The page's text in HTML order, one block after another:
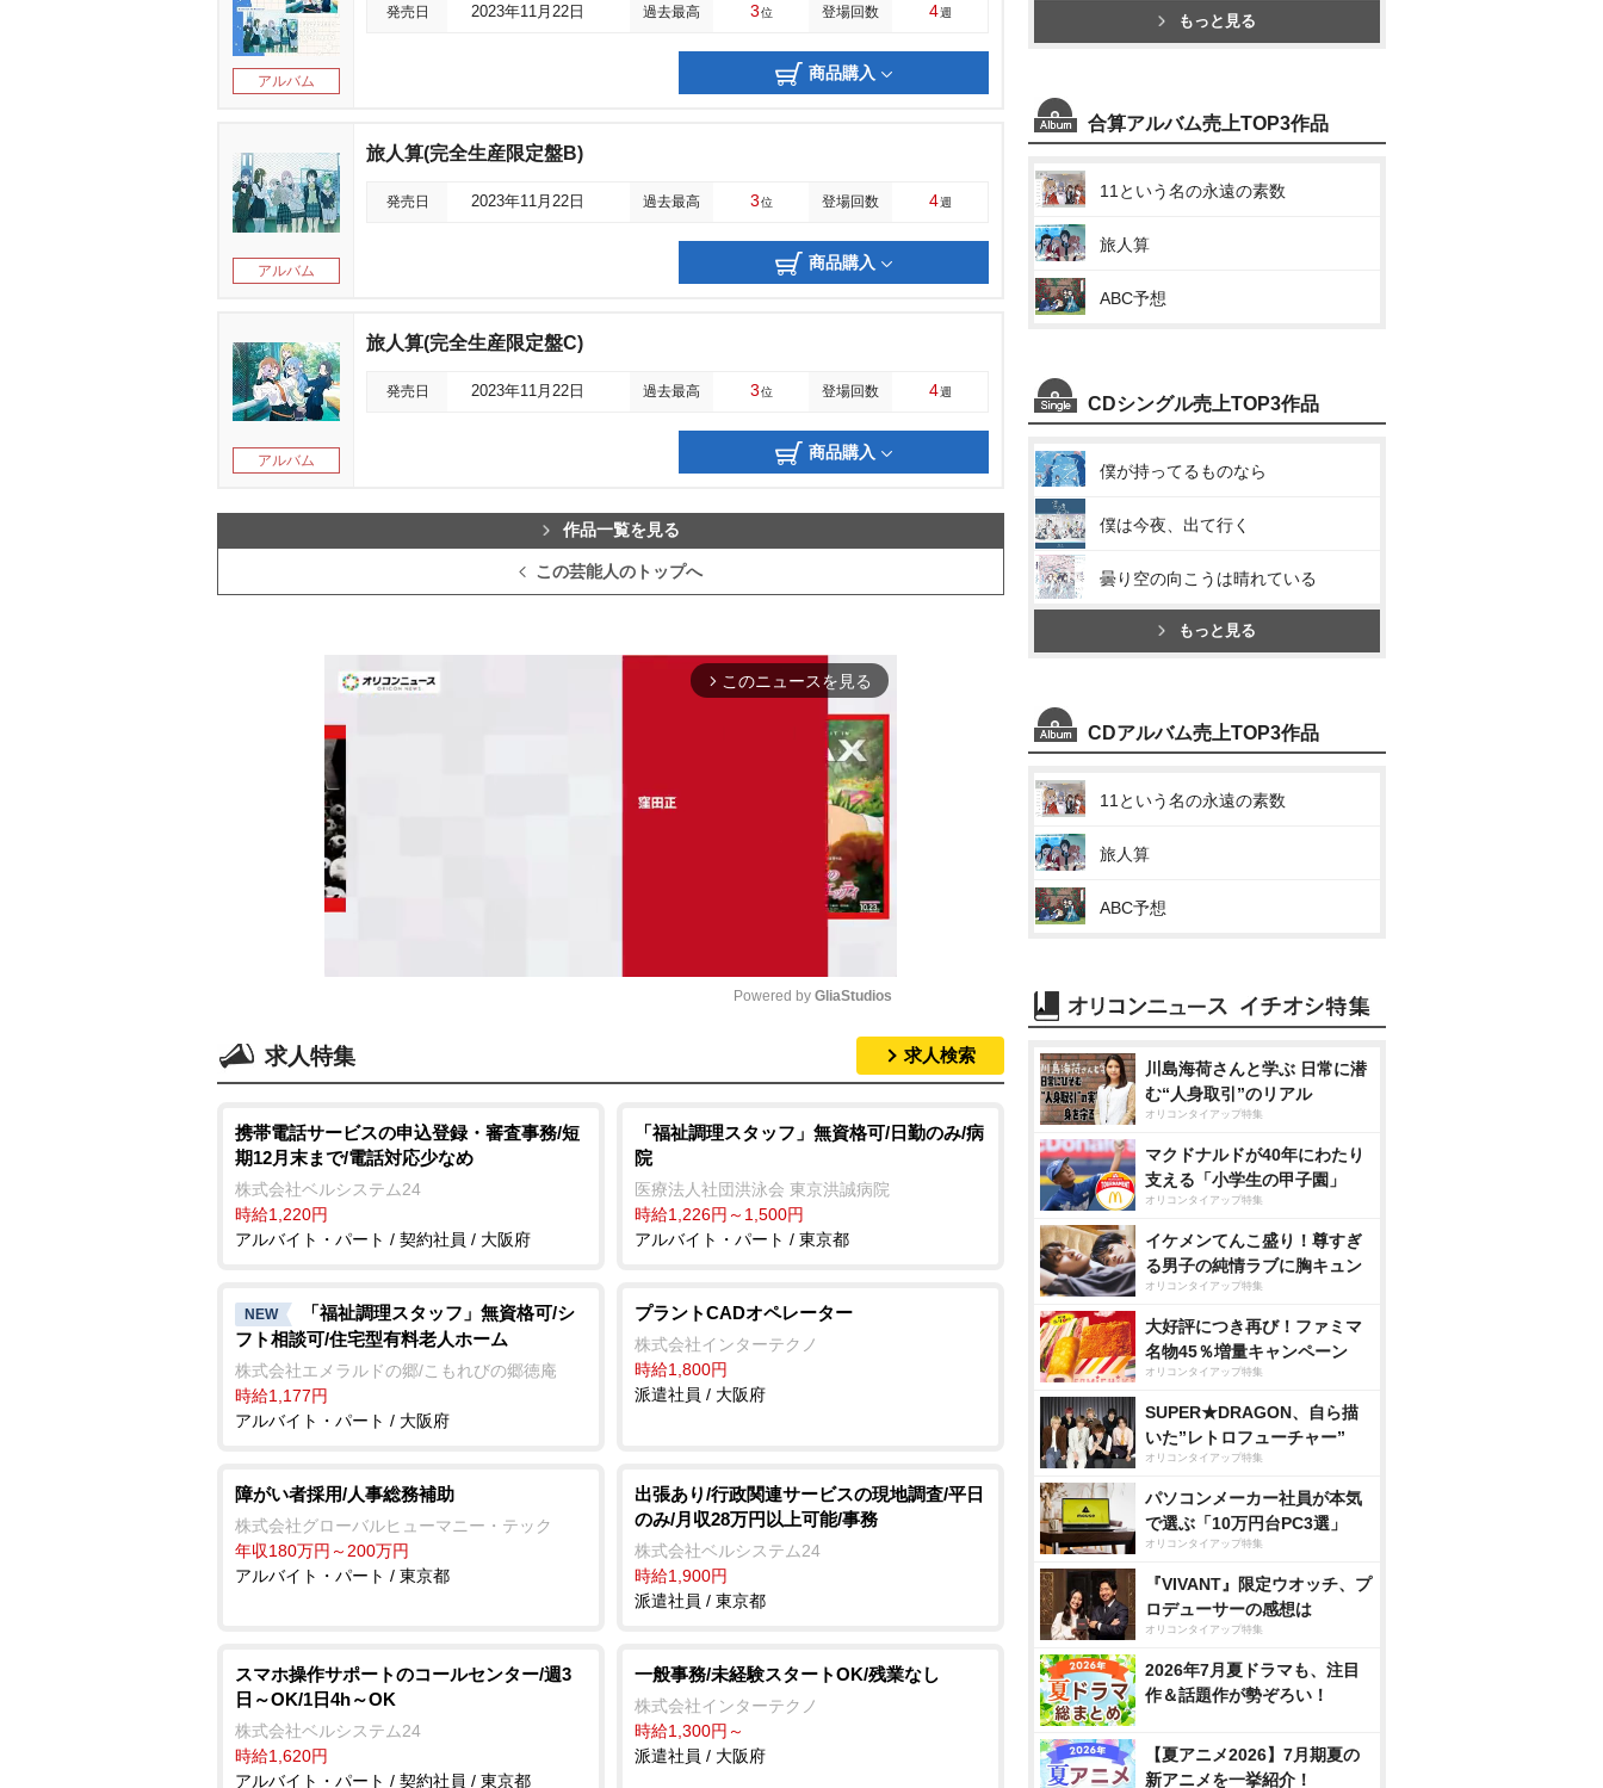
アルバム
発売日 2023年11月22日 過去最高 3位 登場回数 4週
商品購入
アルバム
旅人算(完全生産限定盤B)
発売日 2023年11月22日 過去最高 3位 登場回数 4週
商品購入
アルバム
旅人算(完全生産限定盤C)
発売日 2023年11月22日 過去最高 3位 登場回数 4週
商品購入
作品一覧を見る
この芸能人のトップへ
arrow_forward_ios このニュースを見る
Powered by GliaStudios
求人特集 求人検索
携帯電話サービスの申込登録・審査事務/短
期12月末まで/電話対応少なめ
株式会社ベルシステム24
時給1,220円
アルバイト・パート / 契約社員 / 大阪府
「福祉調理スタッフ」無資格可/日勤のみ/病
院
医療法人社団洪泳会 東京洪誠病院
時給1,226円～1,500円
アルバイト・パート / 東京都
NEW
「福祉調理スタッフ」無資格可/シ
フト相談可/住宅型有料老人ホーム
株式会社エメラルドの郷/こもれびの郷徳庵
時給1,177円
アルバイト・パート / 大阪府
プラントCADオペレーター
株式会社インターテクノ
時給1,800円
派遣社員 / 大阪府
障がい者採用/人事総務補助
株式会社グローバルヒューマニー・テック
年収180万円～200万円
アルバイト・パート / 東京都
出張あり/行政関連サービスの現地調査/平日
のみ/月収28万円以上可能/事務
株式会社ベルシステム24
時給1,900円
派遣社員 / 東京都
スマホ操作サポートのコールセンター/週3
日～OK/1日4h～OK
株式会社ベルシステム24
時給1,620円
アルバイト・パート / 契約社員 / 東京都
一般事務/未経験スタートOK/残業なし
株式会社インターテクノ
時給1,300円～
派遣社員 / 大阪府
もっと見る
合算アルバム売上TOP3作品
11という名の永遠の素数
旅人算
ABC予想
CDシングル売上TOP3作品
僕が持ってるものなら
僕は今夜、出て行く
曇り空の向こうは晴れている
もっと見る
CDアルバム売上TOP3作品
11という名の永遠の素数
旅人算
ABC予想
川島海荷さんと学ぶ 日常に潜
む“人身取引”のリアル
オリコンタイアップ特集
マクドナルドが40年にわたり
支える「小学生の甲子園」
オリコンタイアップ特集
イケメンてんこ盛り！尊すぎ
る男子の純情ラブに胸キュン
オリコンタイアップ特集
大好評につき再び！ファミマ
名物45％増量キャンペーン
オリコンタイアップ特集
SUPER★DRAGON、自ら描
いた”レトロフューチャー”
オリコンタイアップ特集
パソコンメーカー社員が本気
で選ぶ「10万円台PC3選」
オリコンタイアップ特集
『VIVANT』限定ウオッチ、プ
ロデューサーの感想は
オリコンタイアップ特集
2026年7月夏ドラマも、注目
作＆話題作が勢ぞろい！
【夏アニメ2026】7月期夏の
新アニメを一挙紹介！